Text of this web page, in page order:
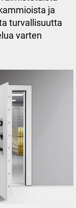
ja
turvallisuutta
varten